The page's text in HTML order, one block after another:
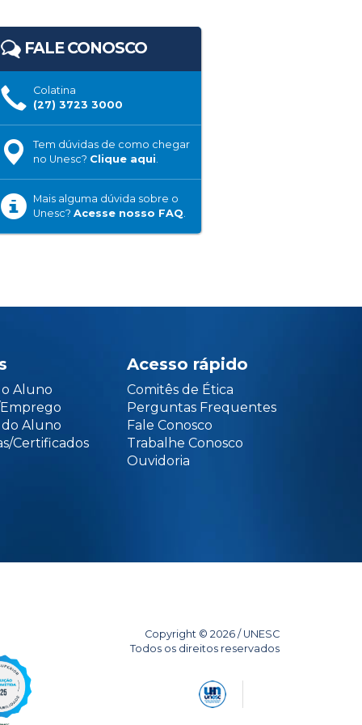
FALE CONOSCO
Colatina
(27) 3723 3000
Tem dúvidas de como chegar
no Unesc? Clique aqui.
Mais alguma dúvida sobre o
Unesc? Acesse nosso FAQ.
Aluno
Aluno
Certificados
Acesso rápido
Comitês de Ética
Perguntas Frequentes
Fale Conosco
Trabalhe Conosco
Ouvidoria
Copyright © 2026 / UNESC
Todos os direitos reservados